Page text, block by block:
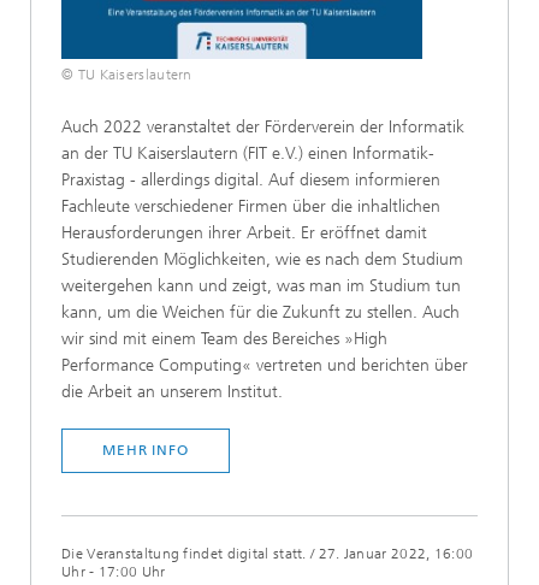
© TU Kaiserslautern
Auch 2022 veranstaltet der Förderverein der Informatik
an der TU Kaiserslautern (FIT e.V.) einen Informatik-
Praxistag - allerdings digital. Auf diesem informieren
Fachleute verschiedener Firmen über die inhaltlichen
Herausforderungen ihrer Arbeit. Er eröffnet damit
Studierenden Möglichkeiten, wie es nach dem Studium
weitergehen kann und zeigt, was man im Studium tun
kann, um die Weichen für die Zukunft zu stellen. Auch
wir sind mit einem Team des Bereiches »High
Performance Computing« vertreten und berichten über
die Arbeit an unserem Institut.
MEHR INFO
Die Veranstaltung findet digital statt. / 27. Januar 2022, 16:00
Uhr - 17:00 Uhr